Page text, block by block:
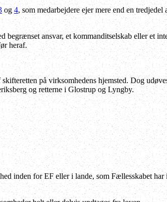
og 4, som medarbejdere ejer mere end en tredjedel
ansvar, et kommanditselskab eller et
heraf.
på virksomhedens hjemsted. Dog
og retterne i Glostrup og Lyngby.
inden for EF eller i lande, som Fællesskabet har